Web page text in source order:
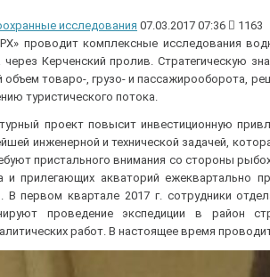
исследования 07.03.2017 07:36
1163
проводит комплексные исследования
через Керченский пролив. Стратегическую
объем товаро-, грузо- и пассажирооборота,
туристического потока.
проект повысит инвестиционную
инженерной и технической задачей,
пристального внимания со стороны
и прилегающих акваторий ежеквартально
В первом квартале 2017 г. сотрудники
проведение экспедиции в район
работ. В настоящее время